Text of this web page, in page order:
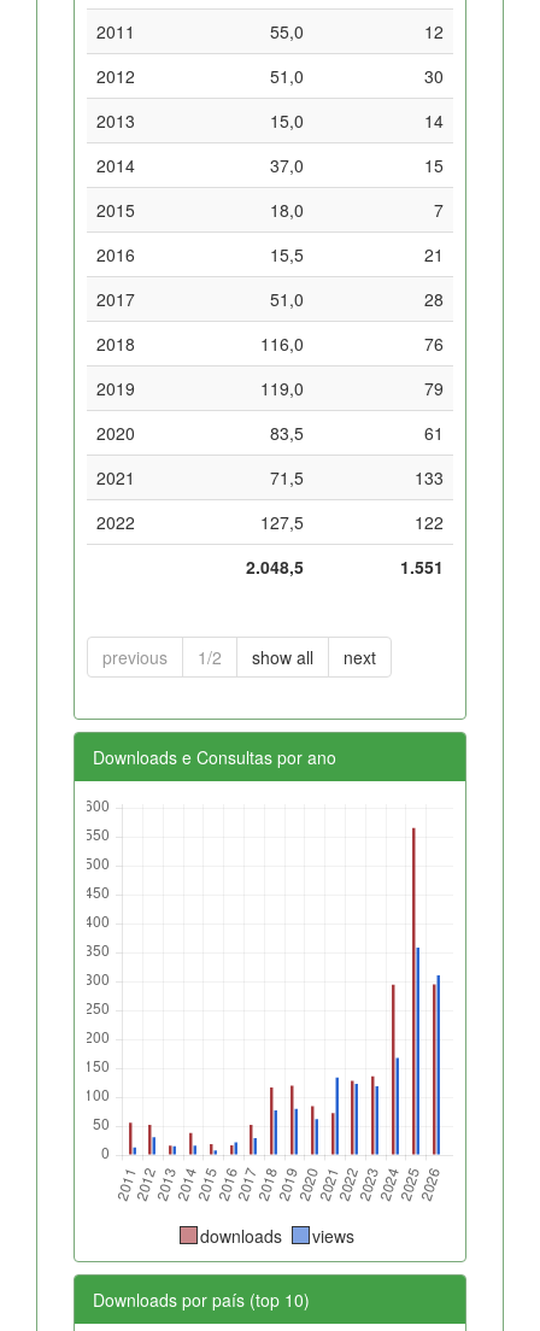
2011
55,0
12
2012
51,0
30
2013
15,0
14
2014
37,0
15
2015
18,0
7
2016
15,5
21
2017
51,0
28
2018
116,0
76
2019
119,0
79
2020
83,5
61
2021
71,5
133
2022
127,5
122
2.048,5
1.551
previous 1/2 show all next
Downloads e Consultas por ano
downloads views
Downloads por país (top 10)